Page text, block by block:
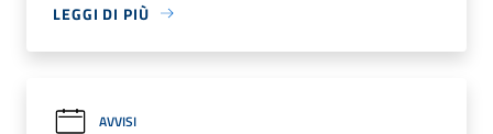
LEGGI DI PIÙ
AVVISI